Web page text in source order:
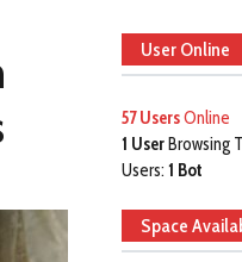
User Online
57 UsersOnline
1 UserBrowsing
Users: 1 Bot
Space